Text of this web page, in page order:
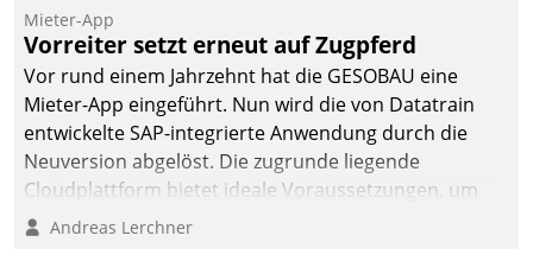
Mieter-App
Vorreiter setzt erneut auf Zugpferd
Vor rund einem Jahrzehnt hat die GESOBAU eine
Mieter-App eingeführt. Nun wird die von Datatrain
entwickelte SAP-integrierte Anwendung durch die
Neuversion abgelöst. Die zugrunde liegende
Cloudplattform bietet ideale Voraussetzungen, um
die Funktionalität der App zu erweitern und weitere
Andreas Lerchner